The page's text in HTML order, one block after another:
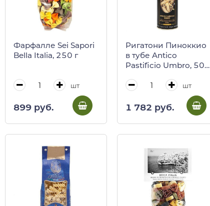
Фарфалле Sei Sapori
Bella Italia, 250 г
шт
899 руб.
Ригатони Пиноккио
в тубе Antico
Pastificio Umbro, 500
шт
1 782 руб.